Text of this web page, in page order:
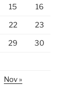
15 16
22 23
29 30
Nov »